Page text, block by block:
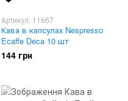
Артикул: 11667
Кава в капсулах Nespresso
Ecaffe Deca 10 шт
144 грн